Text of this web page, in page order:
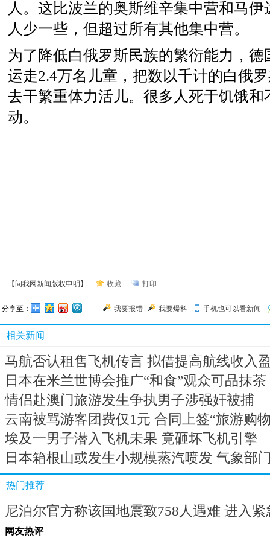
人。这比波兰的奥斯维辛集中营和马
人少一些，但超过所有其他集中营。
为了降低白俄罗斯民族的繁衍能力，
运走2.4万名儿童，把数以千计的白俄
去干繁重体力活儿。很多人死于饥饿和
动。
【问我网新闻版权申明】 收藏 打印
分享至： 我要报错 我要爆料 手机也可以看新闻
相关新闻
马航否认租售飞机传言 拟借提高航线收入
日本在米兰世博会推广“和食”观众可品抹茶
情侣赴澳门旅游发生争执男子涉强奸被捕
云南被骂游客团费仅1元 合同上签“旅游购
埃及一男子潜入飞机未果 竟砸坏飞机引擎
日本箱根山或发生小规模蒸汽喷发 气象部
热门推荐
尼泊尔官方称该国地震致758人遇难 进入紧
网友热评